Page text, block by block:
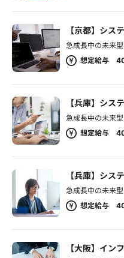
【京都】シス
急成長中の未来
想定給与
【兵庫】シス
急成長中の未来
想定給与
【兵庫】シス
急成長中の未来
想定給与
【大阪】イン